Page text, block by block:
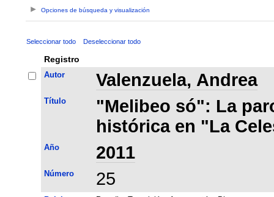
Opciones de búsqueda y visualización
Seleccionar todo Deseleccionar todo
Registro
Autor Valenzuela, Andrea
Título
"Melibeo só": La
histórica en "La
Año 2011
Número 25